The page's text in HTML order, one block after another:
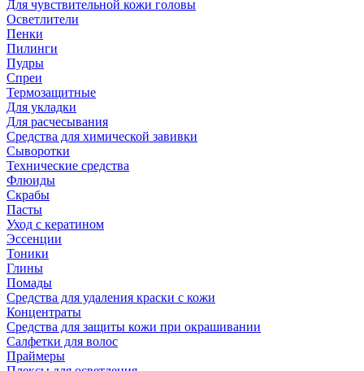
Для чувствительной кожи головы
Осветлители
Пенки
Пилинги
Пудры
Спреи
Термозащитные
Для укладки
Для расчесывания
Средства для химической завивки
Сыворотки
Технические средства
Флюиды
Скрабы
Пасты
Уход с кератином
Эссенции
Тоники
Глины
Помады
Средства для удаления краски с кожи
Концентраты
Средства для защиты кожи при окрашивании
Салфетки для волос
Праймеры